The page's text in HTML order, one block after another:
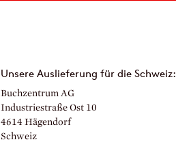
Unsere Auslieferung für die Schweiz:
Buchzentrum AG
Industriestraße Ost 10
4614 Hägendorf
Schweiz